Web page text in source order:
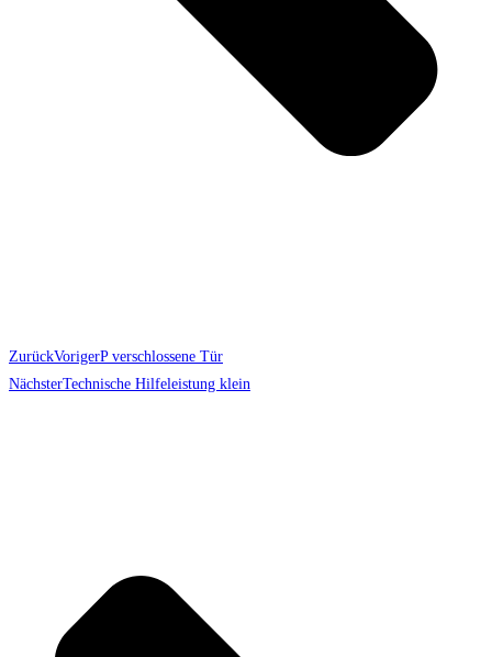
ZurückVorigerP verschlossene Tür
NächsterTechnische Hilfeleistung klein